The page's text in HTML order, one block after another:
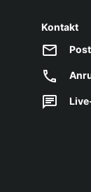
Kontakt
Post